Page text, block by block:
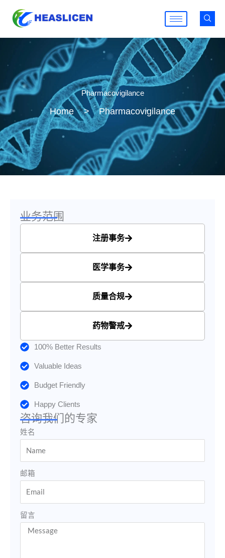
Pharmacovigilance
Home > Pharmacovigilance
业务范围
注册事务
医学事务
质量合规
药物警戒
100% Better Results
Valuable Ideas
Budget Friendly
Happy Clients
咨询我们的专家
姓名
邮箱
留言